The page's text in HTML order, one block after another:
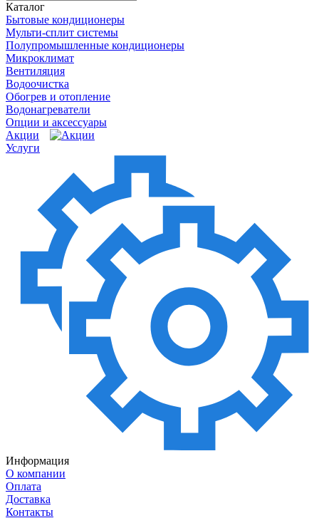
Каталог
Бытовые кондиционеры
Мульти-сплит системы
Полупромышленные кондиционеры
Микроклимат
Вентиляция
Водоочистка
Обогрев и отопление
Водонагреватели
Опции и аксессуары
Акции
Услуги
Информация
О компании
Оплата
Доставка
Контакты